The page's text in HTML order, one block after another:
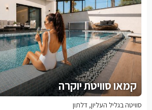
קמאו סוויטת יוקרה
סוויטה בגליל העליון, דלתון